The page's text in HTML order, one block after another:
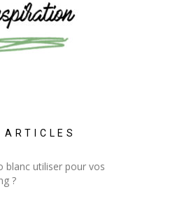
ARTICLES
blanc utiliser pour vos
?